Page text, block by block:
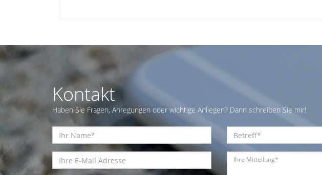
Kontakt
Haben Sie Fragen, Anregungen oder wichtige Anliegen? Dann schreiben Sie mir!